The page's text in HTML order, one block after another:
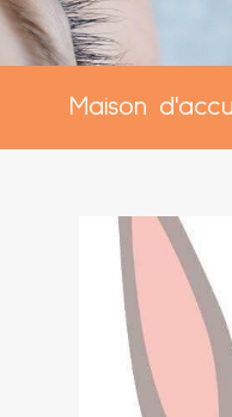
Maison